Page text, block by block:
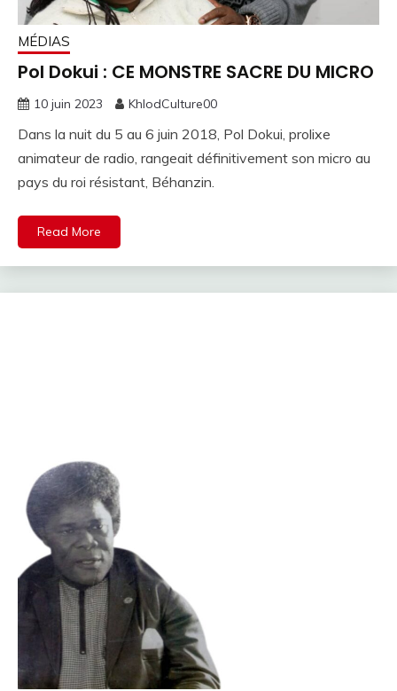
MÉDIAS
Pol Dokui : CE MONSTRE SACRE DU MICRO
10 juin 2023 KhlodCulture00
Dans la nuit du 5 au 6 juin 2018, Pol Dokui, prolixe
animateur de radio, rangeait définitivement son micro au
pays du roi résistant, Béhanzin.
Read More